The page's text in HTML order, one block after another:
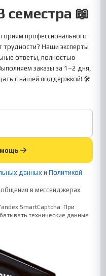
семестра 📖
профессионального
трудности? Наши эксперты
ответы, полностью
заказы за 1–2 дня,
с нашей поддержкой! 🛠️
данных и Политикой
в мессенджерах
SmartCaptcha. При
технические данные.